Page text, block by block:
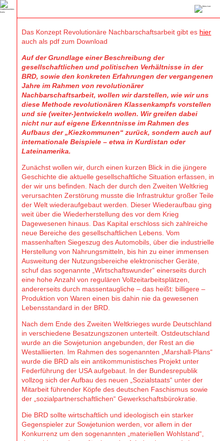
Das Konzept Revolutionäre Nachbarschaftsarbeit gibt es hier
auch als pdf zum Download
Auf der Grundlage einer Beschreibung der
gesellschaftlichen und politischen Verhältnisse in der
BRD, sowie den konkreten Erfahrungen der vergangenen
Jahre im Rahmen von revolutionärer
Nachbarschaftsarbeit, wollen wir darstellen, wie wir uns
diese Methode revolutionären Klassenkampfs vorstellen
und sie (weiter-)entwickeln wollen. Wir greifen dabei
nicht nur auf eigene Erkenntnisse im Rahmen des
Aufbaus der „Kiezkommunen“ zurück, sondern auch auf
internationale Beispiele – etwa in Kurdistan oder
Lateinamerika.
Zunächst wollen wir, durch einen kurzen Blick in die jüngere
Geschichte die aktuelle gesellschaftliche Situation erfassen, in
der wir uns befinden. Nach der durch den Zweiten Weltkrieg
verursachten Zerstörung musste die Infrastruktur großer Teile
der Welt wiederaufgebaut werden. Dieser Wiederaufbau ging
weit über die Wiederherstellung des vor dem Krieg
Dagewesenen hinaus. Das Kapital erschloss sich zahlreiche
neue Bereiche des gesellschaftlichen Lebens. Vom
massenhaften Siegeszug des Automobils, über die industrielle
Herstellung von Nahrungsmitteln, bis hin zu einer immensen
Ausweitung der Nutzungsbereiche elektronischer Geräte,
schuf das sogenannte „Wirtschaftswunder“ einerseits durch
eine hohe Anzahl von regulären Vollzeitarbeitsplätzen,
andererseits durch massentaugliche – das heißt: billigere –
Produktion von Waren einen bis dahin nie da gewesenen
Lebensstandard in der BRD.
Nach dem Ende des Zweiten Weltkrieges wurde Deutschland
in verschiedene Besatzungszonen unterteilt. Ostdeutschland
wurde an die Sowjetunion angebunden, der Rest an die
Westalliierten. Im Rahmen des sogenannten „Marshall-Plans“
wurde die BRD als ein antikommunistisches Projekt unter
Federführung der USA aufgebaut. In der Bundesrepublik
vollzog sich der Aufbau des neuen „Sozialstaats“ unter der
Mitarbeit führender Köpfe des deutschen Faschismus sowie
der „sozialpartnerschaftlichen“ Gewerkschaftsbürokratie.
Die BRD sollte wirtschaftlich und ideologisch ein starker
Gegenspieler zur Sowjetunion werden, vor allem in der
Konkurrenz um den sogenannten „materiellen Wohlstand“,